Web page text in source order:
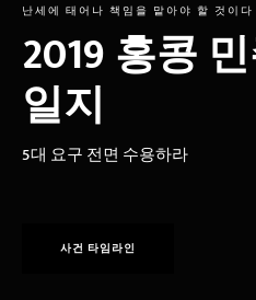
난세에 태어나 책임을 맡아야 할 것이다
2019 홍콩
일지
5대 요구 전면 수용하라
사건 타임라인